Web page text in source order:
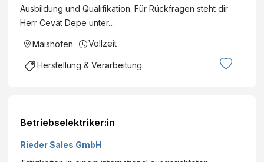
Ausbildung und Qualifikation. Für Rückfragen steht dir
Herr Cevat Depe unter…
Maishofen Vollzeit
Herstellung & Verarbeitung
Betriebselektriker:in
Rieder Sales GmbH